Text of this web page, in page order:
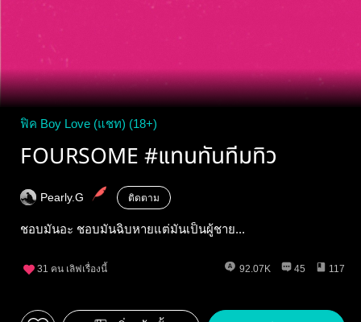
ฟิค Boy Love (แชท) (18+)
FOURSOME #แทนทันทีมทิว
Pearly.G ติดตาม
ชอบมันอะ ชอบมันฉิบหายแต่มันเป็นผู้ชาย...
31 คน เลิฟเรื่องนี้ 92.07K 45 117